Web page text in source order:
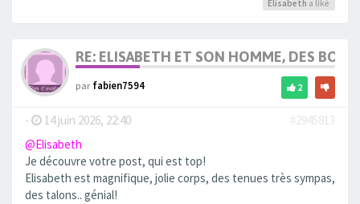
Elisabeth a liké
RE: ELISABETH ET SON HOMME, DES
parfabien7594 2
- 14 juin 2026, 22:40
#2945813
@Elisabeth
Je découvre votre post, qui est top!
Elisabeth est magnifique, jolie corps, des tenues très sympas,
des talons.. génial!